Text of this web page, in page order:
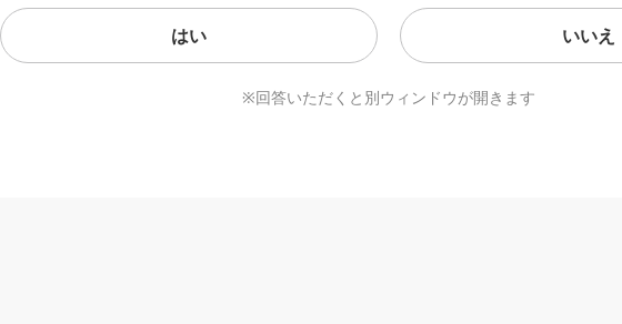
はい いいえ
※回答いただくと別ウィンドウが開きます